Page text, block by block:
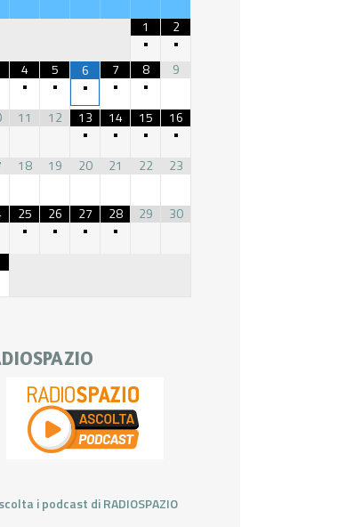
1
•
2
•
4
•
5
•
6
•
7
•
8
•
9
11 12
13
•
14
•
15
•
16
•
18 19 20 21 22 23
25
•
26
•
27
•
28
•
29 30
i podcast di RADIOSPAZIO